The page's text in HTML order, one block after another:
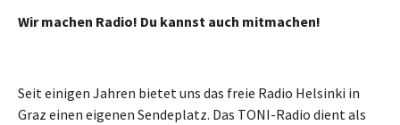
Wir machen Radio! Du kannst auch mitmachen!
Seit einigen Jahren bietet uns das freie Radio Helsinki in
Graz einen eigenen Sendeplatz. Das TONI-Radio dient als